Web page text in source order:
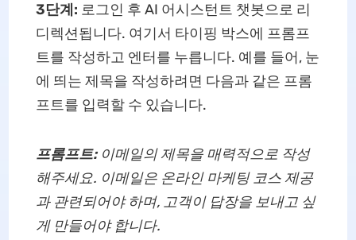
3단계: 로그인 후 AI 어시스턴트 챗봇으로 리
디렉션됩니다. 여기서 타이핑 박스에 프롬프
트를 작성하고 엔터를 누릅니다. 예를 들어, 눈
에 띄는 제목을 작성하려면 다음과 같은 프롬
프트를 입력할 수 있습니다.
프롬프트: 이메일의 제목을 매력적으로 작성
해주세요. 이메일은 온라인 마케팅 코스 제공
과 관련되어야 하며, 고객이 답장을 보내고 싶
게 만들어야 합니다.